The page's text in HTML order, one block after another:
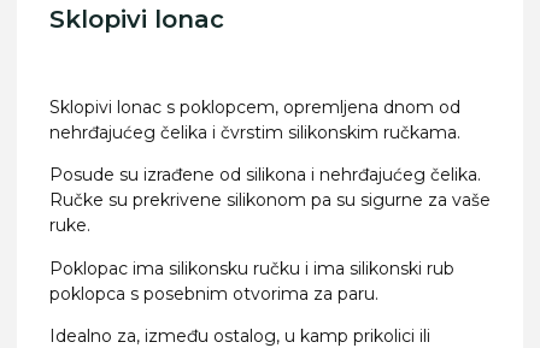
Sklopivi lonac
Sklopivi lonac s poklopcem, opremljena dnom od
nehrđajućeg čelika i čvrstim silikonskim ručkama.
Posude su izrađene od silikona i nehrđajućeg čelika.
Ručke su prekrivene silikonom pa su sigurne za vaše
ruke.
Poklopac ima silikonsku ručku i ima silikonski rub
poklopca s posebnim otvorima za paru.
Idealno za, između ostalog, u kamp prikolici ili